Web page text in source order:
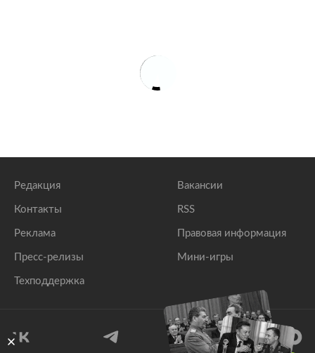
Редакция
Контакты
Реклама
Пресс-релизы
Техподдержка
Вакансии
RSS
Правовая информация
Мини-игры